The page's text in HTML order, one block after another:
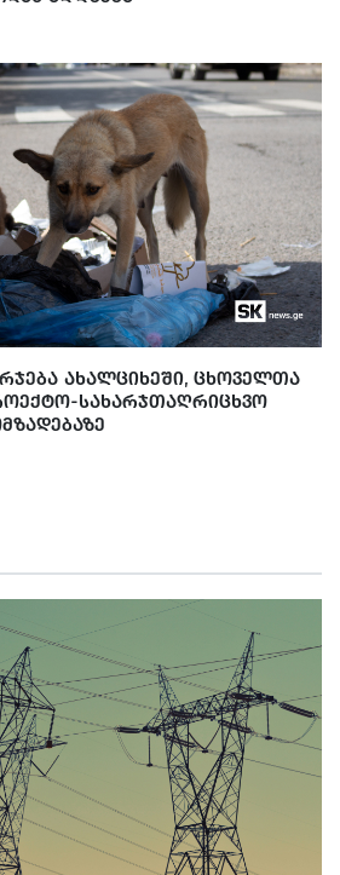
ᲐᲮᲐᲚᲪᲘᲮᲔᲨᲘ, ᲪᲮᲝᲕᲔᲚᲗᲐ
ᲡᲐᲮᲐᲠᲯᲗᲐᲦᲠᲘᲪᲮᲕᲝ